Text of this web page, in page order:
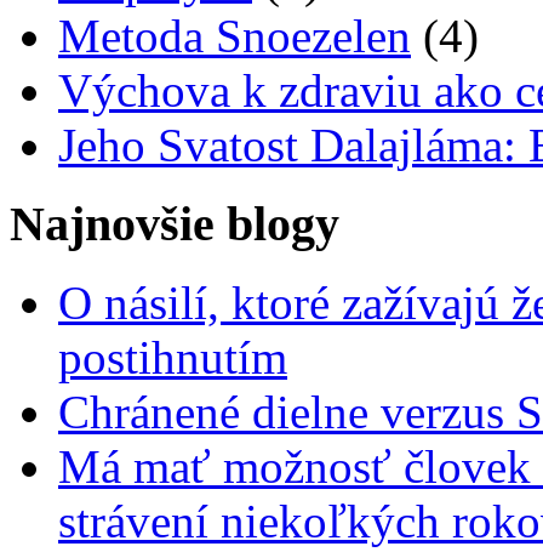
Metoda Snoezelen (4)
Výchova k zdraviu ako
Jeho Svatost
Najnovšie blogy
O násilí, ktoré zažívajú
postihnutím
Chránené dielne verzus
Má mať možnosť
strávení niekoľkých